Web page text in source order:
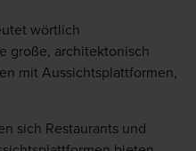
wörtlich
große, architektonisch
mit Aussichtsplattformen,
sich Restaurants und